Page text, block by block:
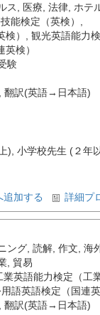
ス 医療 法律, ホテ
能検定（英検）
）
観光英語能力
検）
験
翻訳(英語→日本語)
), 小学校先生 (２年
追加する 詳細プ
ング, 読解, 作文 海
, 貿易
業英語能力検定（工
語英語検定（国連英
翻訳(英語→日本語)